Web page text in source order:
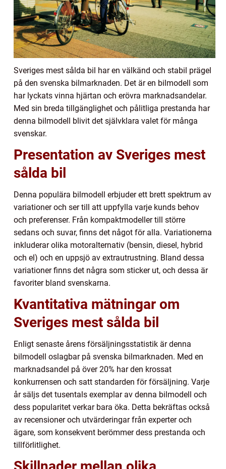
Sveriges mest sålda bil har en välkänd och stabil prägel
på den svenska bilmarknaden. Det är en bilmodell som
har lyckats vinna hjärtan och erövra marknadsandelar.
Med sin breda tillgänglighet och pålitliga prestanda har
denna bilmodell blivit det självklara valet för många
svenskar.
Presentation av Sveriges mest
sålda bil
Denna populära bilmodell erbjuder ett brett spektrum av
variationer och ser till att uppfylla varje kunds behov
och preferenser. Från kompaktmodeller till större
sedans och suvar, finns det något för alla. Variationerna
inkluderar olika motoralternativ (bensin, diesel, hybrid
och el) och en uppsjö av extrautrustning. Bland dessa
variationer finns det några som sticker ut, och dessa är
favoriter bland svenskarna.
Kvantitativa mätningar om
Sveriges mest sålda bil
Enligt senaste årens försäljningsstatistik är denna
bilmodell oslagbar på svenska bilmarknaden. Med en
marknadsandel på över 20% har den krossat
konkurrensen och satt standarden för försäljning. Varje
år säljs det tusentals exemplar av denna bilmodell och
dess popularitet verkar bara öka. Detta bekräftas också
av recensioner och utvärderingar från experter och
ägare, som konsekvent berömmer dess prestanda och
tillförlitlighet.